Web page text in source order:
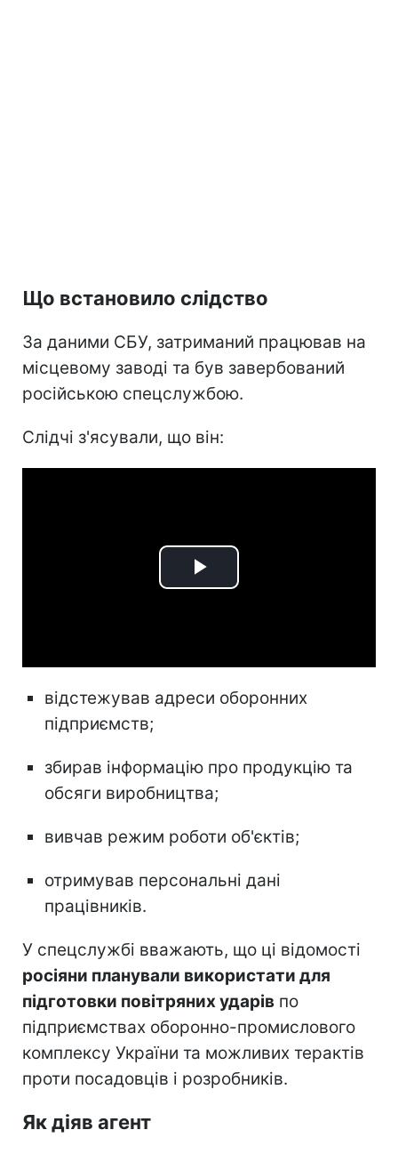
Що встановило слідство
За даними СБУ, затриманий працював на
місцевому заводі та був завербований
російською спецслужбою.
Слідчі з'ясували, що він:
Play
відстежував адреси оборонних
підприємств;
збирав інформацію про продукцію та
обсяги виробництва;
вивчав режим роботи об'єктів;
отримував персональні дані
працівників.
У спецслужбі вважають, що ці відомості
росіяни планували використати для
підготовки повітряних ударів по
підприємствах оборонно-промислового
комплексу України та можливих терактів
проти посадовців і розробників.
Як діяв агент